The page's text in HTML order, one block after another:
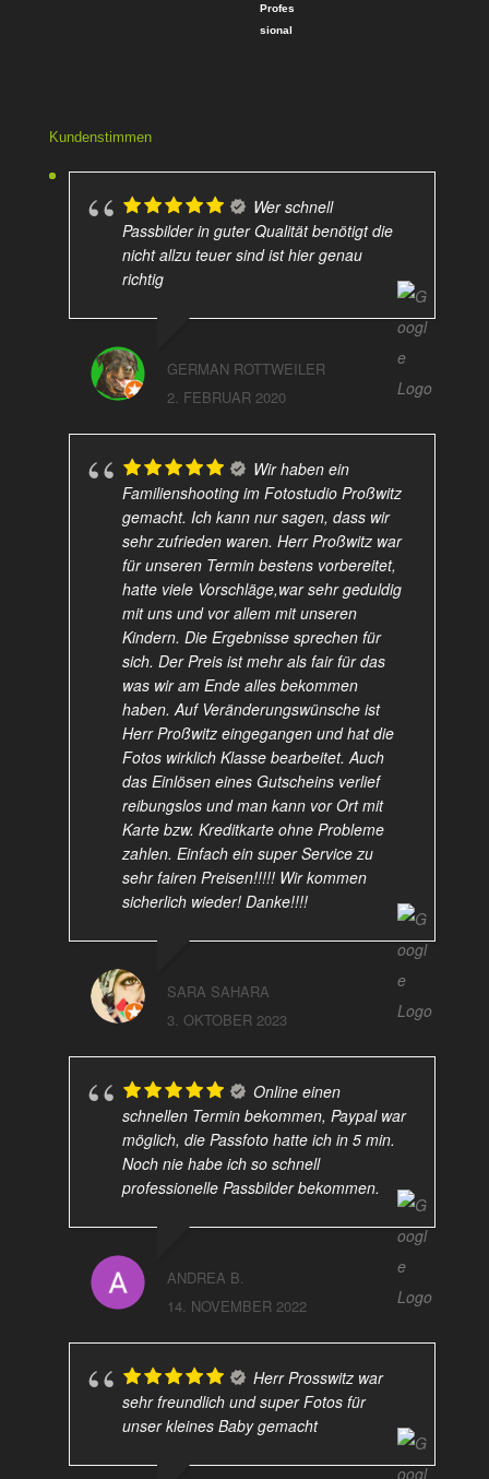
Kundenstimmen
Wer schnell
Passbilder in guter Qualität benötigt die
nicht allzu teuer sind ist hier genau
richtig
GERMAN ROTTWEILER
2. FEBRUAR 2020
Wir haben ein
Familienshooting im Fotostudio Proßwitz
gemacht. Ich kann nur sagen, dass wir
sehr zufrieden waren. Herr Proßwitz war
für unseren Termin bestens vorbereitet,
hatte viele Vorschläge,war sehr geduldig
mit uns und vor allem mit unseren
Kindern. Die Ergebnisse sprechen für
sich. Der Preis ist mehr als fair für das
was wir am Ende alles bekommen
haben. Auf Veränderungswünsche ist
Herr Proßwitz eingegangen und hat die
Fotos wirklich Klasse bearbeitet. Auch
das Einlösen eines Gutscheins verlief
reibungslos und man kann vor Ort mit
Karte bzw. Kreditkarte ohne Probleme
zahlen. Einfach ein super Service zu
sehr fairen Preisen!!!!! Wir kommen
sicherlich wieder! Danke!!!!
SARA SAHARA
3. OKTOBER 2023
Online einen
schnellen Termin bekommen, Paypal war
möglich, die Passfoto hatte ich in 5 min.
Noch nie habe ich so schnell
professionelle Passbilder bekommen.
ANDREA B.
14. NOVEMBER 2022
Herr Prosswitz war
sehr freundlich und super Fotos für
unser kleines Baby gemacht